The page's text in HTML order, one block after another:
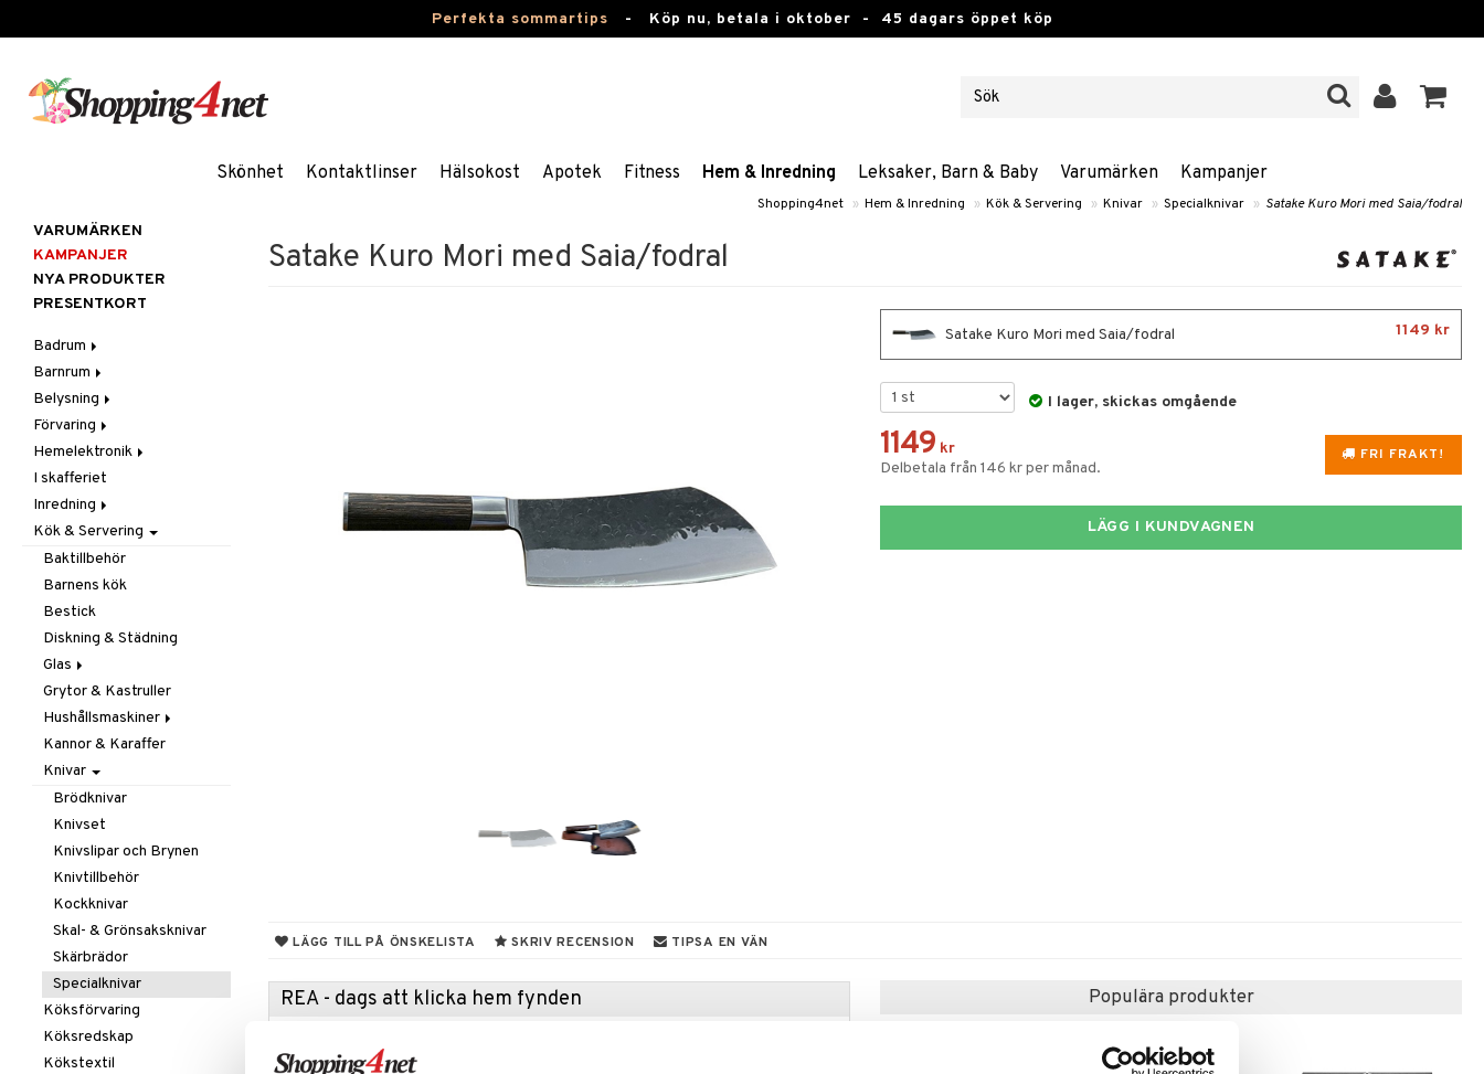
Perfekta sommartips - Köp nu, betala i oktober - 45 dagars öppet köp
Skönhet Kontaktlinser Hälsokost Apotek Fitness Hem & Inredning Leksaker, Barn & Baby Varumärken Kampanjer
Shopping4net » Hem & Inredning » Kök & Servering » Knivar » Specialknivar » Satake Kuro Mori med Saia/fodral
Satake Kuro Mori med Saia/fodral
Satake Kuro Mori med Saia/fodral 1149 kr
I lager, skickas omgående
FRI FRAKT!
1149 kr
Delbetala från 146 kr per månad.
LÄGG I KUNDVAGNEN
LÄGG TILL PÅ ÖNSKELISTA SKRIV RECENSION TIPSA EN VÄN
REA - dags att klicka hem fynden Populära produkter
VARUMÄRKEN
KAMPANJER
NYA PRODUKTER
PRESENTKORT
Badrum
Badrumsinredning
Badrumstextilier
Badrumstillbehör
Barnrum
Barnlampor
Barnmöbler
Barnrumsdekoration
Barnrumsförvaring
Barnrumstextilier
Belysning
Belysningstillbehör
Lampor
Bordslampor
Taklampor
LED-ljus
Ljuslyktor & Ljusstakar
Utomhusbelysning
Förvaring
Hängare & krokar
Hyllor
Småförvaring
Småförvaring & Korgar
Väskor
Hemelektronik
Ljud
I skafferiet
Inredning
Dekoration
Böcker
Figurer & Skulpturer
Klockor
Krukor
Metal Art
Väggdekorationer
Vaser
Doftljus & Doftspridare
Förvaring & Hyllor
Hängare & Krokar
Hyllor
Småförvaring & Korgar
Juldekoration
Ljuslyktor & Ljusstakar
Småmöbler
Kök & Servering
Baktillbehör
Barnens kök
Bestick
Diskning & Städning
Glas
Champagneglas
Dricksglas
Drink- & Cocktailglas
Ölglas
Snaps- & Avecglas
Vinglas
Whiskey- & Cognacglas
Grytor & Kastruller
Hushållsmaskiner
Brödrostar
Kaffe, Te & Espresso
Mixer & Elvispar
Övriga maskiner
Vattenkokare
Kannor & Karaffer
Knivar
Brödknivar
Knivset
Knivslipar och Brynen
Knivtillbehör
Kockknivar
Skal- & Grönsaksknivar
Skärbrädor
Specialknivar
Köksförvaring
Köksredskap
Kökstextil